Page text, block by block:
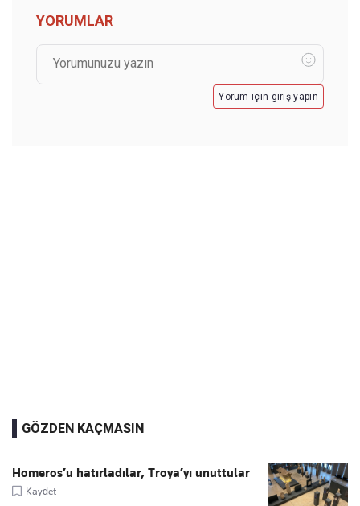
YORUMLAR
Yorum için giriş yapın
GÖZDEN KAÇMASIN
Homeros’u hatırladılar, Troya’yı unuttular
Kaydet